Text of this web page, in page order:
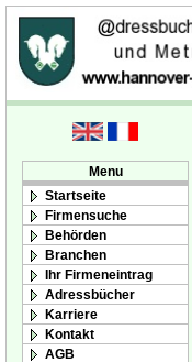
Menu
Startseite
Firmensuche
Behörden
Branchen
Ihr Firmeneintrag
Adressbücher
Karriere
Kontakt
AGB